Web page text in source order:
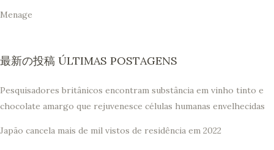
Menage
最新の投稿 ÚLTIMAS POSTAGENS
Pesquisadores britânicos encontram substância em vinho tinto e
chocolate amargo que rejuvenesce células humanas envelhecidas
Japão cancela mais de mil vistos de residência em 2022